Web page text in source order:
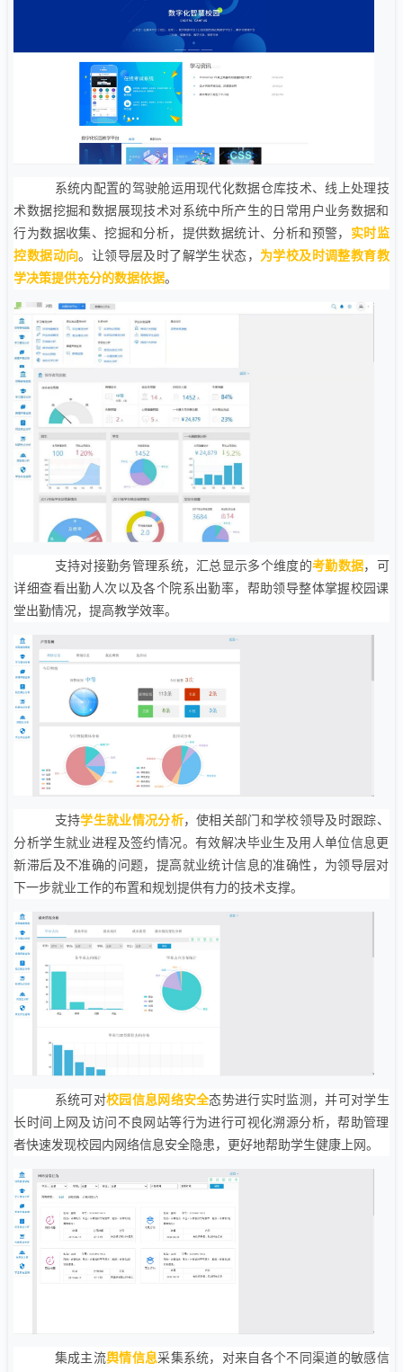
系统内配置的驾驶舱运用现代化数据仓库技术、线上处理技
术数据挖掘和数据展现技术对系统中所产生的日常用户业务数据和
行为数据收集、挖掘和分析，提供数据统计、分析和预警， 实时监
控数据动向。让领导层及时了解学生状态， 为学校及时调整教育教
学决策提供充分的数据依据。
支持对接勤务管理系统，汇总显示多个维度的考勤数据，可
详细查看出勤人次以及各个院系出勤率，帮助领导整体掌握校园课
堂出勤情况，提高教学效率。
支持学生就业情况分析，使相关部门和学校领导及时跟踪、
分析学生就业进程及签约情况。有效解决毕业生及用人单位信息更
新滞后及不准确的问题，提高就业统计信息的准确性，为领导层对
下一步就业工作的布置和规划提供有力的技术支撑。
系统可对校园信息网络安全态势进行实时监测，并可对学生
长时间上网及访问不良网站等行为进行可视化溯源分析，帮助管理
者快速发现校园内网络信息安全隐患，更好地帮助学生健康上网。
集成主流舆情信息采集系统，对来自各个不同渠道的敏感信